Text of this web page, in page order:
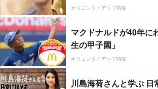
オリコンタイアップ特集
マクドナルドが40年に
生の甲子園」
オリコンタイアップ特集
川島海荷さんと学ぶ 日